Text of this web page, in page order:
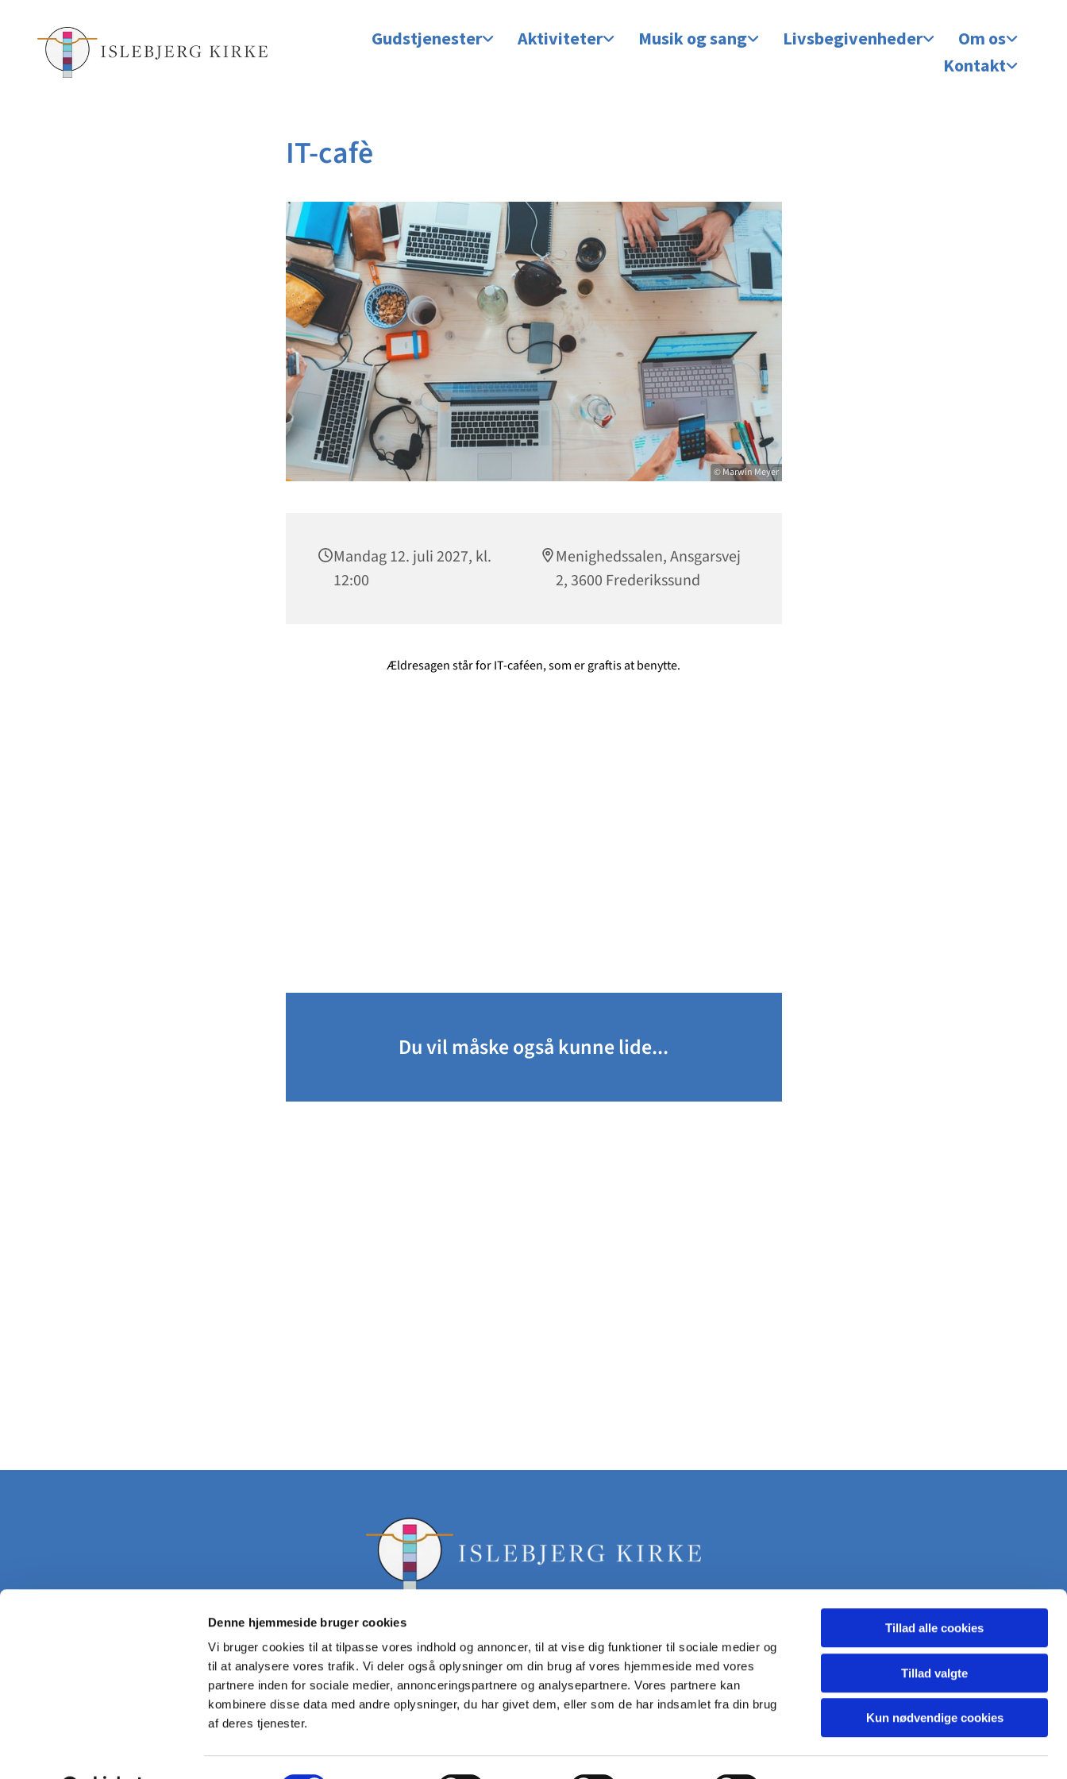
Denne hjemmeside bruger cookies
Vi bruger cookies til at tilpasse vores indhold og annoncer, til at vise dig funktioner til sociale medier og
til at analysere vores trafik. Vi deler også oplysninger om din brug af vores hjemmeside med vores
partnere inden for sociale medier, annonceringspartnere og analysepartnere. Vores partnere kan
kombinere disse data med andre oplysninger, du har givet dem, eller som de har indsamlet fra din brug
af deres tjenester.
Tillad alle cookies
Tillad valgte
Kun nødvendige cookies
Gudstjenester Aktiviteter Musik og sang Livsbegivenheder
Om os
Kontakt
IT-cafè
© Marwin Meyer
Mandag 12. juli 2027, kl.
12:00
Menighedssalen, Ansgarsvej
2, 3600 Frederikssund
Ældresagen står for IT-caféen, som er graftis at benytte.
Du vil måske også kunne lide...
islebjerg.sogn@km.dk tlf: 40358061